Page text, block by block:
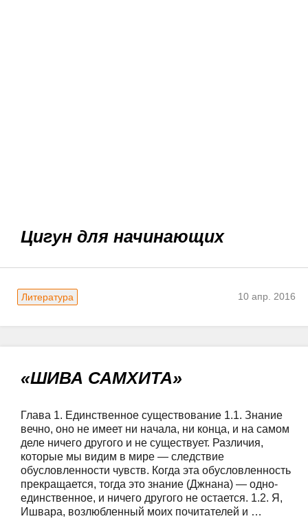
Цигун для начинающих
10 апр. 2016
Литература
«ШИВА САМХИТА»
Глава 1. Единственное существование 1.1. Знание
вечно, оно не имеет ни начала, ни конца, и на самом
деле ничего другого и не существует. Различия,
которые мы видим в мире — следствие
обусловленности чувств. Когда эта обусловленность
прекращается, тогда это знание (Джнана) — одно-
единственное, и ничего другого не остается. 1.2. Я,
Ишвара, возлюбленный моих почитателей и …